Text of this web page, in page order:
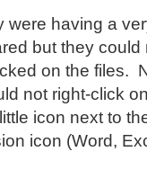
were having a
but they
on the files.
not right-click
icon next to
icon (Word,